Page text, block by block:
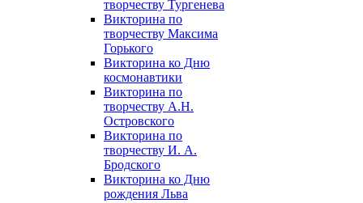
творчеству Тургенева
Викторина по
творчеству Максима
Горького
Викторина ко Дню
космонавтики
Викторина по
творчеству А.Н.
Островского
Викторина по
творчеству И. А.
Бродского
Викторина ко Дню
рождения Льва